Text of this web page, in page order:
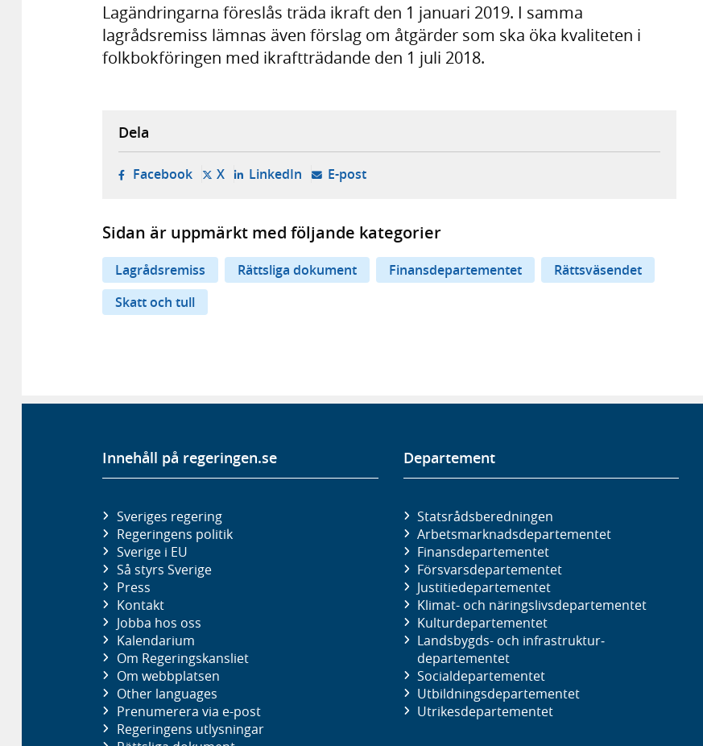
Lagändringarna föreslås träda ikraft den 1 januari 2019. I samma
lagrådsremiss lämnas även förslag om åtgärder som ska öka kvaliteten i
folkbokföringen med ikraftträdande den 1 juli 2018.
Dela
Facebook- öppnas i ny flik, extern webbplats,
X- öppnas i ny flik, extern webbplats,
LinkedIn- öppnas i ny flik, extern webbplats,
E-post- öppnar din e-postklient,
Sidan är uppmärkt med följande kategorier
Lagrådsremiss Rättsliga dokument Finansdepartementet
Rättsväsendet
Skatt och tull
Innehåll på regeringen.se
Sveriges regering
Regeringens politik
Sverige i EU
Så styrs Sverige
Press
Kontakt
Jobba hos oss
Kalendarium
Om Regeringskansliet
Om webbplatsen
Other languages
Prenumerera via e-post
Regeringens utlysningar
Departement
Statsrådsberedningen
Arbetsmarknads­departementet
Finans­departementet
Försvars­departementet
Justitie­departementet
Klimat- och näringslivs­departementet
Kultur­departementet
Landsbygds- och infrastruktur­
departementet
Social­departementet
Utbildnings­departementet
Utrikes­departementet